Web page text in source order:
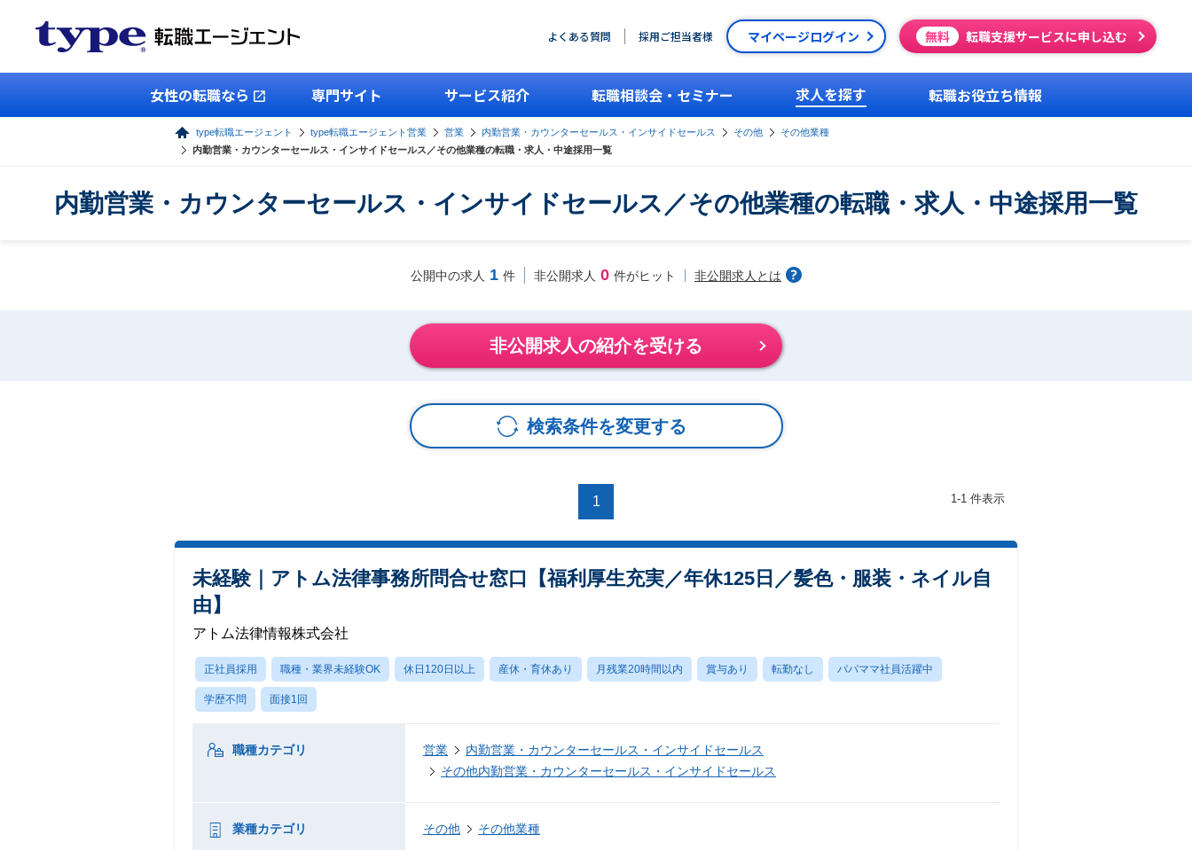
よくある質問 採用ご担当者様 マイページログイン 無料 転職支援サービスに申し込む
女性の転職なら 専門サイト サービス紹介 転職相談会・セミナー 求人を探す 転職お役立ち情報
type転職エージェント type転職エージェント営業 営業 内勤営業・カウンターセールス・インサイドセールス その他
その他業種
内勤営業・カウンターセールス・インサイドセールス／その他業種の転職・求人・中途採用一覧
内勤営業・カウンターセールス・インサイドセールス／その他業種の転職・求人・中途採用一覧
公開中の求人 1 件 非公開求人 0 件がヒット 非公開求人とは
非公開求人の紹介を受ける
検索条件を変更する
1 1-1 件表示
未経験｜アトム法律事務所問合せ窓口【福利厚生充実／年休125日／髪色・服装・ネイル自
由】
アトム法律情報株式会社
正社員採用 職種・業界未経験OK 休日120日以上 産休・育休あり 月残業20時間以内 賞与あり 転勤なし パパママ社員活躍中
学歴不問 面接1回
職種カテゴリ 営業
内勤営業・カウンターセールス・インサイドセールス
その他内勤営業・カウンターセールス・インサイドセールス
業種カテゴリ その他 その他業種